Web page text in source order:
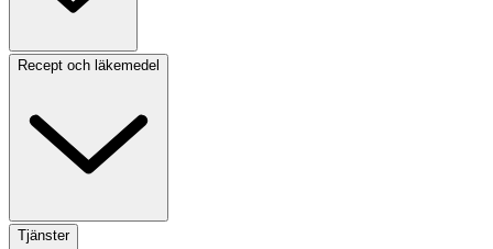
Recept och läkemedel
Tjänster